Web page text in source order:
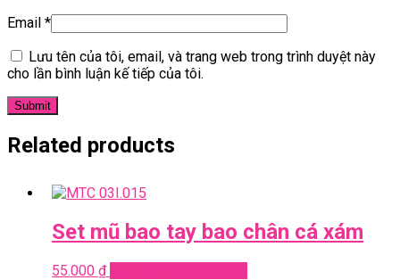
Email *
Lưu tên của tôi, email, và trang web trong trình duyệt này
cho lần bình luận kế tiếp của tôi.
Related products
Set mũ bao tay bao chân cá xám
55.000 ₫